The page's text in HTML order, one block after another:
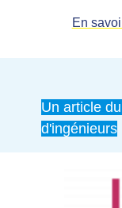
En
Un article
d'ingénieurs